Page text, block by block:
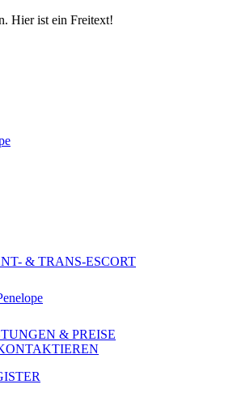
Hier ist ein Freitext!
& TRANS-ESCORT
& PREISE